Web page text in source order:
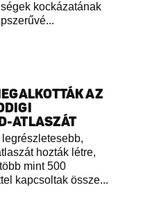
kockázatának
AZ
ATLASZÁT
hozták létre,
mint 500
kapcsoltak össze...